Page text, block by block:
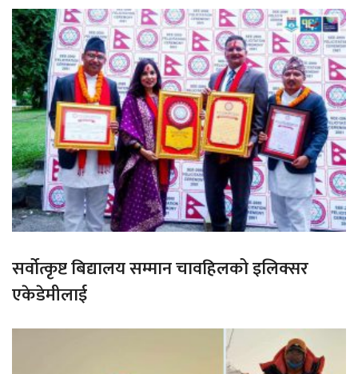
सर्वोत्कृष्ट बिद्यालय सम्मान चावहिलको इलिक्सर
एकेडेमीलाई